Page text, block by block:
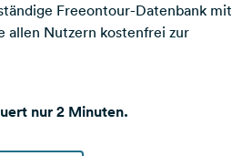
Freeontour-Datenbank mit
allen Nutzern kostenfrei zur
nur 2 Minuten.